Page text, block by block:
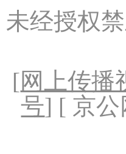
未经授权
[网上传播
号] [ 京公